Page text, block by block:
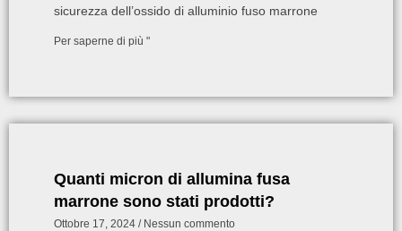
sicurezza dell’ossido di alluminio fuso marrone
Per saperne di più "
Quanti micron di allumina fusa
marrone sono stati prodotti?
Ottobre 17, 2024 Nessun commento